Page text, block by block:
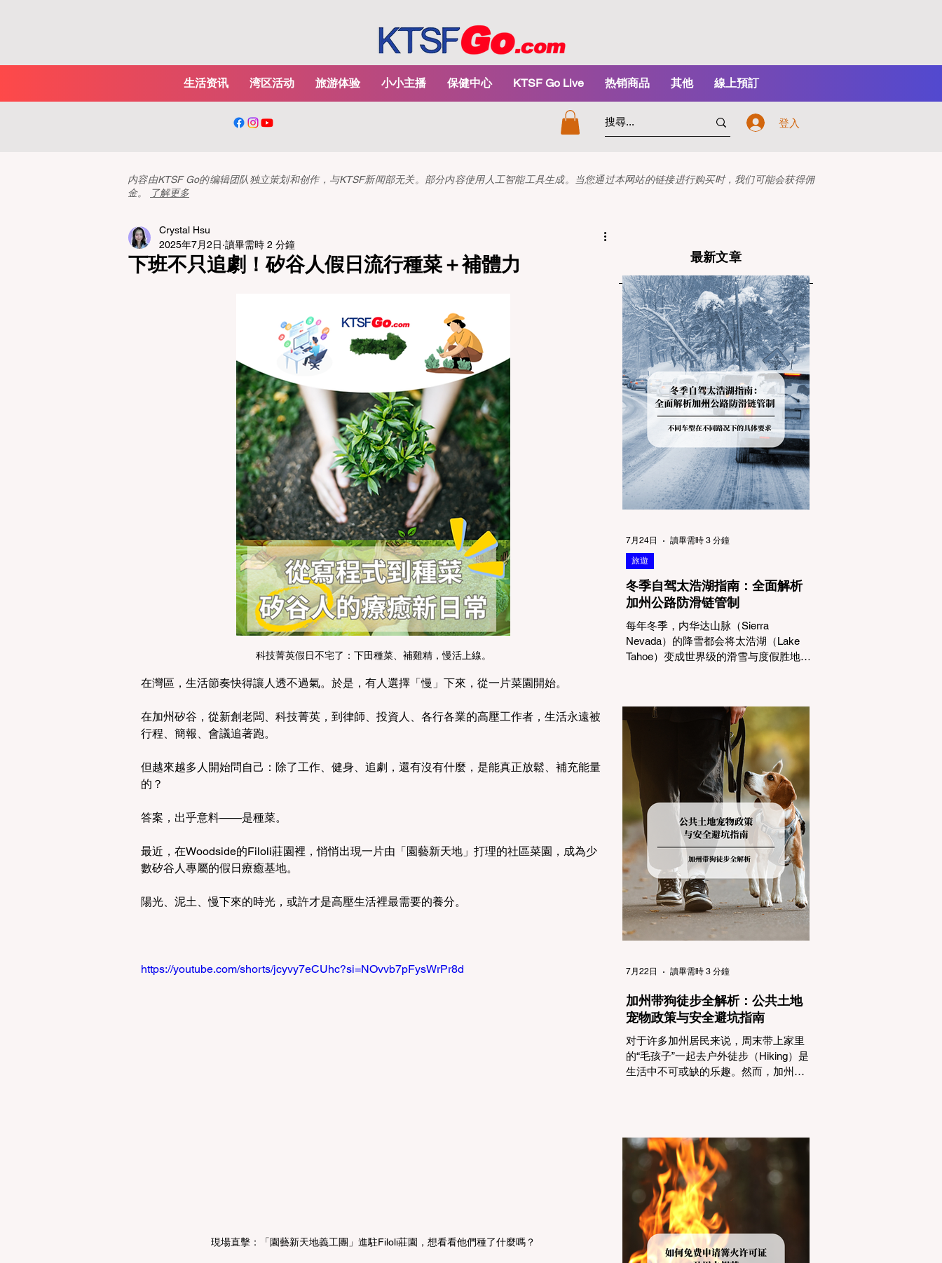
生活资讯 湾区活动 旅游体验 小小主播 保健中心 KTSF Go Live 热销商品 其他 線上預訂
登入
内容由KTSF Go的编辑团队独立策划和创作，与KTSF新闻部无关。部分内容使用人工智能工具生成。当您通过本网站的链接进行购买时，我们可能会获得佣
金。
了解更多
下班不只追劇！矽谷人假日流行種菜＋補體力
Crystal Hsu
2025年7月2日 讀畢需時 2 分鐘
科技菁英假日不宅了：下田種菜、補雞精，慢活上線。
在灣區，生活節奏快得讓人透不過氣。於是，有人選擇「慢」下來，從一片菜園開始。
在加州矽谷，從新創老闆、科技菁英，到律師、投資人、各行各業的高壓工作者，生活永遠被
行程、簡報、會議追著跑。
但越來越多人開始問自己：除了工作、健身、追劇，還有沒有什麼，是能真正放鬆、補充能量
的？
答案，出乎意料——是種菜。
最近，在Woodside的Filoli莊園裡，悄悄出現一片由「園藝新天地」打理的社區菜園，成為少
數矽谷人專屬的假日療癒基地。
陽光、泥土、慢下來的時光，或許才是高壓生活裡最需要的養分。
https://youtube.com/shorts/jcyvy7eCUhc?si=NOvvb7pFysWrPr8d
現場直擊：「園藝新天地義工團」進駐Filoli莊園，想看看他們種了什麼嗎？
最新文章
冬季自驾太浩湖指南：全面解析
加州公路防滑链管制
每年冬季，内华达山脉（Sierra
Nevada）的降雪都会将太浩湖（Lake
Tahoe）变成世界级的滑雪与度假胜地。
交通局 (Caltrans) 严格的防滑链管制
(Chain Controls)。 不了解这些规定，不
仅可能面临高额罚单或被公路巡警
（CHP）劝返，更可能在冰雪路面上引
发严重的安全事故。本文将为您系统解
析加州的防滑链政策，帮助您明确自己
的车型在不同路况下的具体要求，并为
出行做好充足准备。 一、 核心概念：看
懂加州 R1, R2, R3 管制级别 当恶劣天气
来袭，加州交通局会在公路上启动防滑
链管制，并通过电子路牌指示当前的管
制级别。加州采用三个递进的级别（R1
至R3）来规范通行车辆： R1 管制
(Requirement 1) 规定内容： 所有车辆必
须安装防滑链。 豁免条件： 乘用车
（Light Trucks）只要配备了雪地轮胎
旅遊
7月24日 讀畢需時 3 分鐘
加州带狗徒步全解析：公共土地
宠物政策与安全避坑指南
对于许多加州居民来说，周末带上家里
的“毛孩子”一起去户外徒步（Hiking）是
生活中不可或缺的乐趣。然而，加州拥
到了步道口才绝望地看到一块大大的
"No Dogs on Trail"（步道严禁犬只） 的
指示牌，这无疑会彻底毁掉整个周末。
为了避免“带狗碰壁”，您必须在出发前清
楚地了解不同公共土地系统对宠物政
策，掌握实用的路线筛选工具，并警惕
加州特有的野外环境隐患。 一、 破除宠
物政策管辖权迷雾：狗狗到底能去哪
7月22日 讀畢需時 3 分鐘